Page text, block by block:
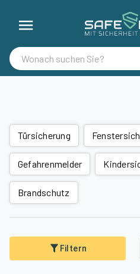
Türsicherung
Gefahrenmelder
Brandschutz
Filtern